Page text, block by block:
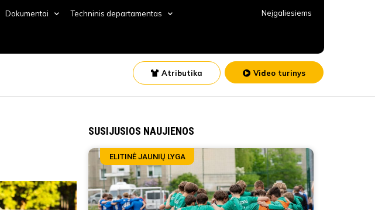
Dokumentai Techninis departamentas Neįgaliesiems
Atributika Video turinys
SUSIJUSIOS NAUJIENOS
ELITINĖ JAUNIŲ LYGA